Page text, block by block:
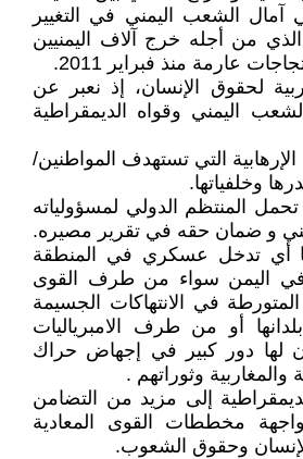
آمال الشعب اليمني في التغيير
من أجله خرج آلاف اليمنيين
عارمة منذ فبراير 2011.
لحقوق الإنسان، إذ نعبر عن
اليمني وقواه الديمقراطية
الإرهابية التي تستهدف المواطنين/
وخلفياتها.
المنتظم الدولي لمسؤولياته
و ضمان حقه في تقرير مصيره.
أي تدخل عسكري في المنطقة
في اليمن سواء من طرف القوى
المتورطة في الانتهاكات الجسيمة
أو من طرف الامبرياليات
لها دور كبير في إجهاض حراك
وثوراتهم .
إلى مزيد من التضامن
مخططات القوى المعادية
وحقوق الشعوب.